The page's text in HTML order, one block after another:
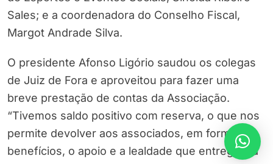
Sales; e a coordenadora do Conselho Fiscal,
Margot Andrade Silva.
O presidente Afonso Ligório saudou os colegas
de Juiz de Fora e aproveitou para fazer uma
breve prestação de contas da Associação.
“Tivemos saldo positivo com reserva, o que nos
permite devolver aos associados, em forma de
benefícios, o apoio e a lealdade que entregam à